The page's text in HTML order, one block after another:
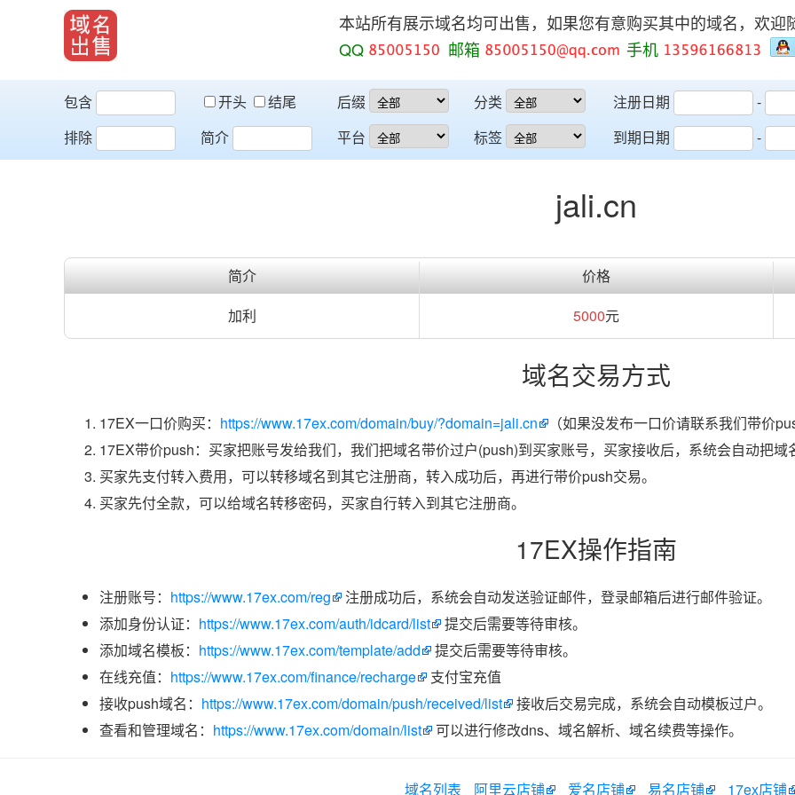
本站所有展示域名均可出售，如果您有意购买其中的域名，欢迎
QQ
邮箱 手机
包含 开头
结尾
排除
简介
后缀
平台
分类
标签
注册日期
-
到期日期
-
jali.cn
简介 价格
加利
5000元
域名交易方式
17EX一口价购买： https://www.17ex.com/domain/buy/?domain=jali.cn
（如果没发布一口价请联系我们带价
17EX带价push：买家把账号发给我们，我们把域名带价过户(push)到买家账号，买家接收后，系统会自动把域
买家先支付转入费用，可以转移域名到其它注册商，转入成功后，再进行带价push交易。
买家先付全款，可以给域名转移密码，买家自行转入到其它注册商。
17EX操作指南
注册账号： https://www.17ex.com/reg
注册成功后，系统会自动发送验证邮件，登录邮箱后进行邮件验证。
添加身份认证： https://www.17ex.com/auth/idcard/list
提交后需要等待审核。
添加域名模板： https://www.17ex.com/template/add
提交后需要等待审核。
在线充值： https://www.17ex.com/finance/recharge
支付宝充值
接收push域名： https://www.17ex.com/domain/push/received/list
接收后交易完成，系统会自动模板过户。
查看和管理域名： https://www.17ex.com/domain/list 可以进行修改dns、域名解析、域名续费等操作。
域名列表 阿里云店铺 爱名店铺 易名店铺 17ex店铺